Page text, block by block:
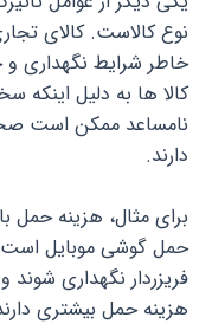
نوع کالاست. کالای
خاطر شرایط نگهداری
کالا ها به دلیل
نامساعد ممکن است
دارند.
برای مثال، هزینه حمل
حمل گوشی موبایل است.
فریزردار نگهداری
هزینه حمل بیشتری